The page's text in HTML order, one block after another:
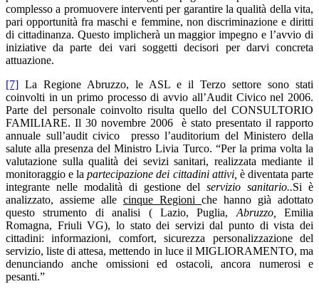
complesso a promuovere interventi per garantire la qualità della vita,
pari opportunità fra maschi e femmine, non discriminazione e diritti
di cittadinanza. Questo implicherà un maggior impegno e l’avvio di
iniziative da parte dei vari soggetti decisori per darvi concreta
attuazione.
[7] La Regione Abruzzo, le ASL e il Terzo settore sono stati
coinvolti in un primo processo di avvio all’Audit Civico nel 2006.
Parte del personale coinvolto risulta quello del CONSULTORIO
FAMILIARE. Il 30 novembre 2006 è stato presentato il rapporto
annuale sull’audit civico presso l’auditorium del Ministero della
salute alla presenza del Ministro Livia Turco. “Per la prima volta la
valutazione sulla qualità dei sevizi sanitari, realizzata mediante il
monitoraggio e lapartecipazione dei cittadini attivi, è diventata parte
integrante nelle modalità di gestione delservizio sanitario..Si è
analizzato, assieme alle cinque Regioni che hanno già adottato
questo strumento di analisi ( Lazio, Puglia,Abruzzo, Emilia
Romagna, Friuli VG), lo stato dei servizi dal punto di vista dei
cittadini: informazioni, comfort, sicurezza personalizzazione del
servizio, liste di attesa, mettendo in luce il MIGLIORAMENTO, ma
denunciando anche omissioni ed ostacoli, ancora numerosi e
pesanti.”